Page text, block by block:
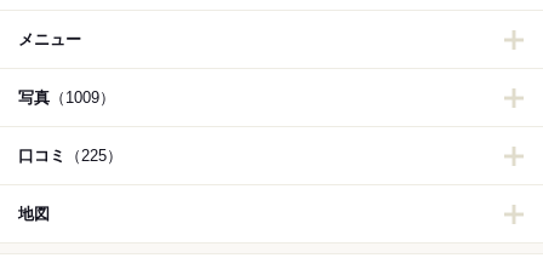
メニュー
写真 （1009）
口コミ （225）
地図